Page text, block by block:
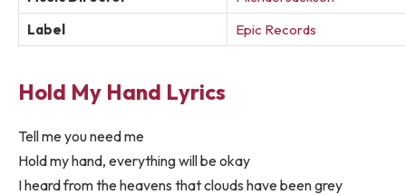
Label
Epic Records
Hold My Hand Lyrics
Tell me you need me
Hold my hand, everything will be okay
I heard from the heavens that clouds have been grey